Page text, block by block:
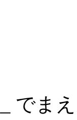
でま